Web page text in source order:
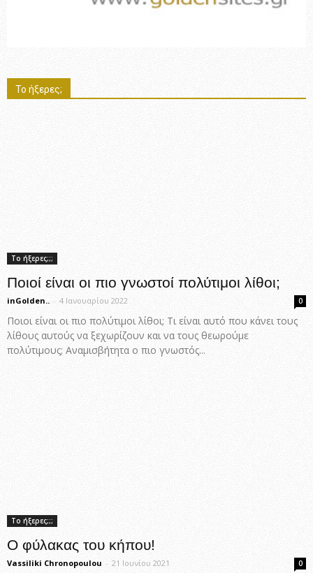
Το ήξερες;
Το ήξερες;;;
Ποιοί είναι οι πιο γνωστοί πολύτιμοι λίθοι;
inGolden.. - 4 Ιανουαρίου 2022 0
Ποιοι είναι οι πιο πολύτιμοι λίθοι; Τι είναι αυτό που κάνει τους
λίθους αυτούς να ξεχωρίζουν και να τους θεωρούμε
πολύτιμους; Αναμισβήτητα ο πιο γνωστός...
Το ήξερες;;;
Ο φύλακας του κήπου!
Vassiliki Chronopoulou - 21 Ιουνίου 2021 0